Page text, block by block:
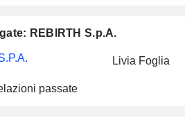
REBIRTH S.p.A.
Livia Foglia
passate